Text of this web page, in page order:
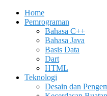
Home
Pemrograman
Bahasa C++
Bahasa Java
Basis Data
Dart
HTML
Teknologi
Desain dan